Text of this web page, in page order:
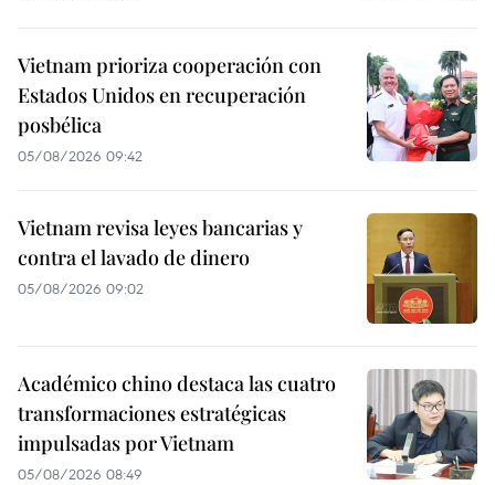
Vietnam prioriza cooperación con
Estados Unidos en recuperación
posbélica
05/08/2026 09:42
Vietnam revisa leyes bancarias y
contra el lavado de dinero
05/08/2026 09:02
Académico chino destaca las cuatro
transformaciones estratégicas
impulsadas por Vietnam
05/08/2026 08:49